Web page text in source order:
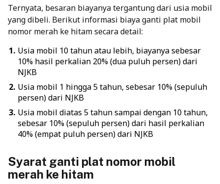
Ternyata, besaran biayanya tergantung dari usia mobil
yang dibeli. Berikut informasi biaya ganti plat mobil
nomor merah ke hitam secara detail:
Usia mobil 10 tahun atau lebih, biayanya sebesar
10% hasil perkalian 20% (dua puluh persen) dari
NJKB
Usia mobil 1 hingga 5 tahun, sebesar 10% (sepuluh
persen) dari NJKB
Usia mobil diatas 5 tahun sampai dengan 10 tahun,
sebesar 10% (sepuluh persen) dari hasil perkalian
40% (empat puluh persen) dari NJKB
Syarat ganti plat nomor mobil
merah ke hitam